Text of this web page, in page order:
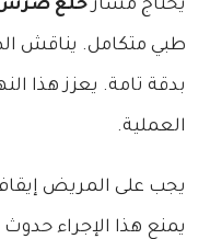
يحتاج مسارخلع ضرس
طبي متكامل. يناقش
بدقة تامة. يعزز هذا
العملية.
يجب على المريض إيقاف
يمنع هذا الإجراء